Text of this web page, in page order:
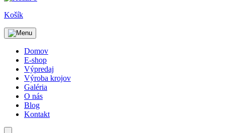
Košík
Domov
E-shop
Výpredaj
Výroba krojov
Galéria
O nás
Blog
Kontakt